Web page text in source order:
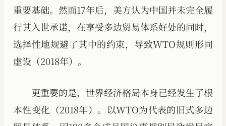
重要基础。然而17年后，美方认为中国并未完全履
行其入世承诺，在享受多边贸易体系好处的同时，
选择性地规避了其中的约束，导致WTO规则形同
虚设（2018年）。
更重要的是，世界经济格局本身已经发生了根
本性变化（2018年）。以WTO为代表的旧式多边